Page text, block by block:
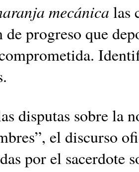
mecánica las
progreso que
disputas sobre la
el discurso
por el sacerdote